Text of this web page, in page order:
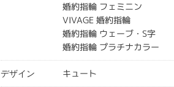
婚約指輪 フェミニン
VIVAGE 婚約指輪
婚約指輪 ウェーブ・S字
婚約指輪 プラチナカラー
デザイン キュート